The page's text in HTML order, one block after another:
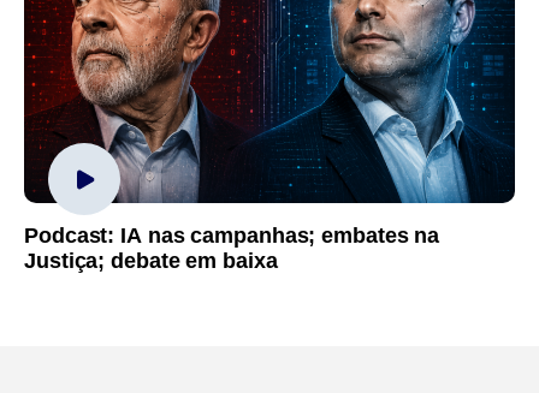
Podcast: IA nas campanhas; embates na
Justiça; debate em baixa